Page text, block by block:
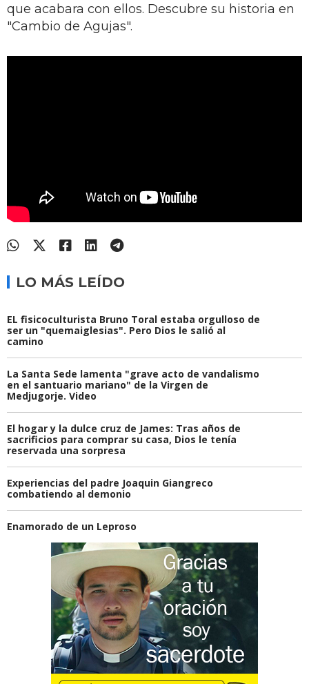
que acabara con ellos. Descubre su historia en
"Cambio de Agujas".
LO MÁS LEÍDO
EL fisicoculturista Bruno Toral estaba orgulloso de
ser un "quemaiglesias". Pero Dios le salió al
camino
La Santa Sede lamenta "grave acto de vandalismo
en el santuario mariano" de la Virgen de
Medjugorje. Video
El hogar y la dulce cruz de James: Tras años de
sacrificios para comprar su casa, Dios le tenía
reservada una sorpresa
Experiencias del padre Joaquin Giangreco
combatiendo al demonio
Enamorado de un Leproso